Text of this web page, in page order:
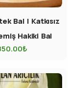
Bal | Katkısız
Hakiki Bal
₺